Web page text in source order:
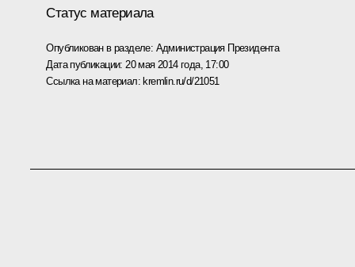
Статус материала
Опубликован в разделе: Администрация Президента
Дата публикации: 20 мая 2014 года, 17:00
Ссылка на материал: kremlin.ru/d/21051